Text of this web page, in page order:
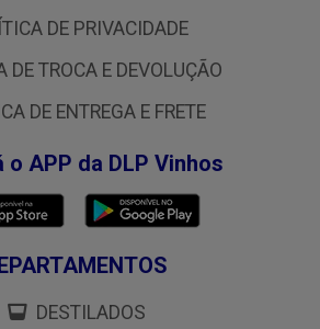
DE PRIVACIDADE
DE TROCA E DEVOLUÇÃO
DE ENTREGA E FRETE
o APP da DLP Vinhos
DESTILADOS